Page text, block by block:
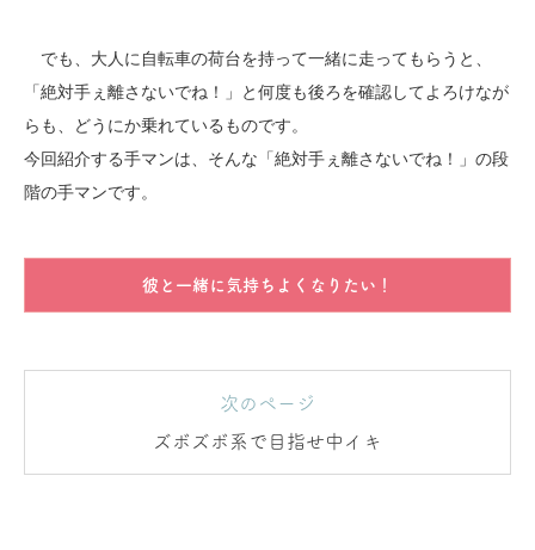
でも、大人に自転車の荷台を持って一緒に走ってもらうと、
「絶対手ぇ離さないでね！」と何度も後ろを確認してよろけなが
らも、どうにか乗れているものです。
今回紹介する手マンは、そんな「絶対手ぇ離さないでね！」の段
階の手マンです。
彼と一緒に気持ちよくなりたい！
次のページ
ズボズボ系で目指せ中イキ